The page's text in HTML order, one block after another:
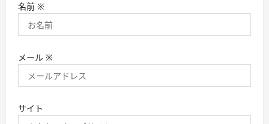
名前 ※
メール ※
サイト